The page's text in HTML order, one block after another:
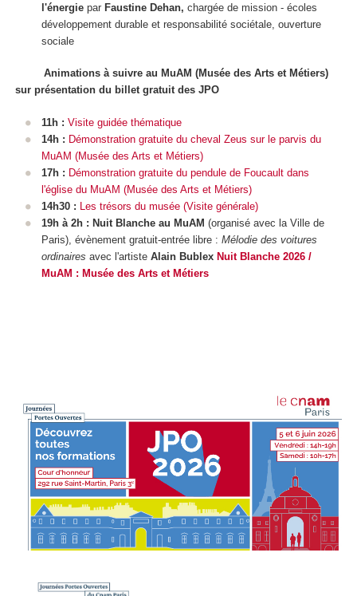
l'énergie par Faustine Dehan, chargée de mission - écoles
développement durable et responsabilité sociétale, ouverture
sociale
Animations à suivre au MuAM (Musée des Arts et Métiers)
sur présentation du billet gratuit des JPO
11h : Visite guidée thématique
14h : Démonstration gratuite du cheval Zeus sur le parvis du
MuAM (Musée des Arts et Métiers)
17h : Démonstration gratuite du pendule de Foucault dans
l'église du MuAM (Musée des Arts et Métiers)
14h30 : Les trésors du musée (Visite générale)
19h à 2h : Nuit Blanche au MuAM (organisé avec la Ville de
Paris), évènement gratuit-entrée libre : Mélodie des voitures
ordinaires avec l'artiste Alain Bublex Nuit Blanche 2026 /
MuAM : Musée des Arts et Métiers